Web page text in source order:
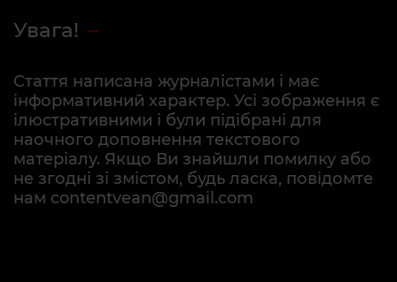
Увага!
Стаття написана журналістами і має
інформативний характер. Усі зображення є
ілюстративними і були підібрані для
наочного доповнення текстового
матеріалу. Якщо Ви знайшли помилку або
не згодні зі змістом, будь ласка, повідомте
нам contentvean@gmail.com